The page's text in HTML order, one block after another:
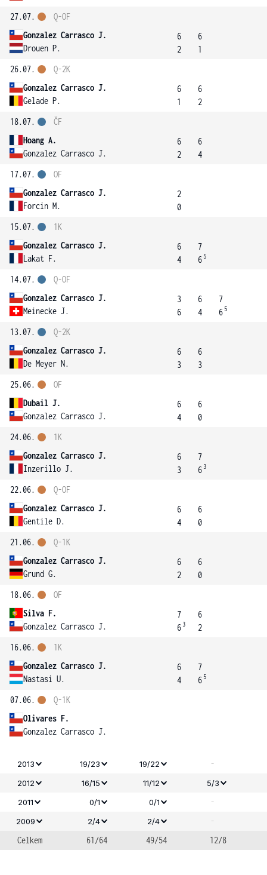
27.07.
Gonzalez Carrasco J.
Drouen P.
Q-OF
6
2
6
1
26.07.
Gonzalez Carrasco J.
Gelade P.
Q-2K
6
1
6
2
18.07.
Hoang A.
Gonzalez Carrasco J.
ČF
6
2
6
4
17.07.
Gonzalez Carrasco J.
Forcin M.
OF
2
0
15.07.
Gonzalez Carrasco J.
Lakat F.
1K
6
4
7
6 5
14.07.
Gonzalez Carrasco J.
Meinecke J.
Q-OF
3
6
6
4
7
6 5
13.07.
Gonzalez Carrasco J.
De Meyer N.
Q-2K
6
3
6
3
25.06.
Dubail J.
Gonzalez Carrasco J.
OF
6
4
6
0
24.06.
Gonzalez Carrasco J.
Inzerillo J.
1K
6
3
7
6 3
22.06.
Gonzalez Carrasco J.
Gentile D.
Q-OF
6
4
6
0
21.06.
Gonzalez Carrasco J.
Grund G.
Q-1K
6
2
6
0
18.06.
Silva F.
Gonzalez Carrasco J.
OF
7
6 3
6
2
16.06.
Gonzalez Carrasco J.
Nastasi U.
1K
6
4
7
6 5
07.06.
Olivares F.
Gonzalez Carrasco J.
Q-1K
2013 19/23 19/22 -
2012 16/15 11/12
5/3
2011
0/1 0/1 -
2009 2/4 2/4
-
Celkem
61/64 49/54 12/8